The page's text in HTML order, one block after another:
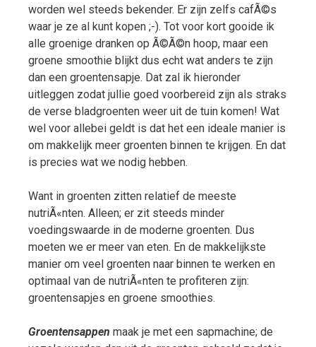
worden wel steeds bekender. Er zijn zelfs cafÃ©s
waar je ze al kunt kopen ;-). Tot voor kort gooide ik
alle groenige dranken op Ã©Ã©n hoop, maar een
groene smoothie blijkt dus echt wat anders te zijn
dan een groentensapje. Dat zal ik hieronder
uitleggen zodat jullie goed voorbereid zijn als straks
de verse bladgroenten weer uit de tuin komen! Wat
wel voor allebei geldt is dat het een ideale manier is
om makkelijk meer groenten binnen te krijgen. En dat
is precies wat we nodig hebben.
Want in groenten zitten relatief de meeste
nutriÃ«nten. Alleen; er zit steeds minder
voedingswaarde in de moderne groenten. Dus
moeten we er meer van eten. En de makkelijkste
manier om veel groenten naar binnen te werken en
optimaal van de nutriÃ«nten te profiteren zijn:
groentensapjes en groene smoothies.
Groentensappen maak je met een sapmachine; de